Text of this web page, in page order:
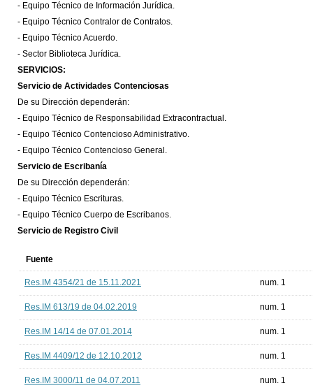
- Equipo Técnico de Información Jurídica.
- Equipo Técnico Contralor de Contratos.
- Equipo Técnico Acuerdo.
- Sector Biblioteca Jurídica.
SERVICIOS:
Servicio de Actividades Contenciosas
De su Dirección dependerán:
- Equipo Técnico de Responsabilidad Extracontractual.
- Equipo Técnico Contencioso Administrativo.
- Equipo Técnico Contencioso General.
Servicio de Escribanía
De su Dirección dependerán:
- Equipo Técnico Escrituras.
- Equipo Técnico Cuerpo de Escribanos.
Servicio de Registro Civil
Fuente
Res.IM 4354/21 de 15.11.2021 num. 1
Res.IM 613/19 de 04.02.2019 num. 1
Res.IM 14/14 de 07.01.2014 num. 1
Res.IM 4409/12 de 12.10.2012 num. 1
Res.IM 3000/11 de 04.07.2011 num. 1